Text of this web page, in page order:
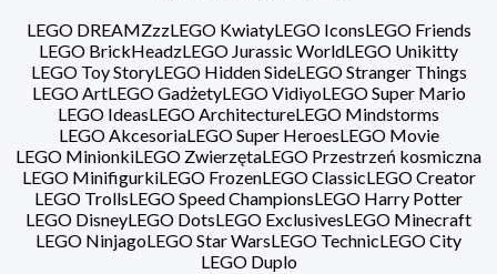
LEGO DREAMZzzLEGO KwiatyLEGO IconsLEGO Friends
LEGO BrickHeadzLEGO Jurassic WorldLEGO Unikitty
LEGO Toy StoryLEGO Hidden SideLEGO Stranger Things
LEGO ArtLEGO GadżetyLEGO VidiyoLEGO Super Mario
LEGO IdeasLEGO ArchitectureLEGO Mindstorms
LEGO AkcesoriaLEGO Super HeroesLEGO Movie
LEGO MinionkiLEGO ZwierzętaLEGO Przestrzeń kosmiczna
LEGO MinifigurkiLEGO FrozenLEGO ClassicLEGO Creator
LEGO TrollsLEGO Speed ChampionsLEGO Harry Potter
LEGO DisneyLEGO DotsLEGO ExclusivesLEGO Minecraft
LEGO NinjagoLEGO Star WarsLEGO TechnicLEGO City
LEGO Duplo